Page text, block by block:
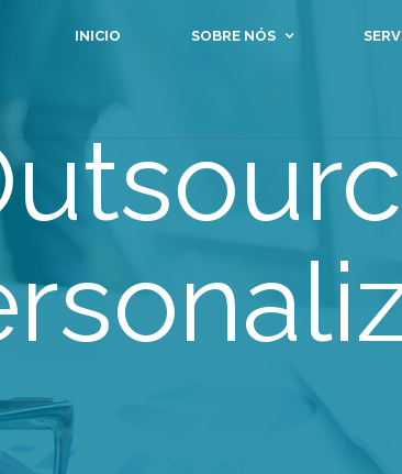
INICIO SOBRE NÓS